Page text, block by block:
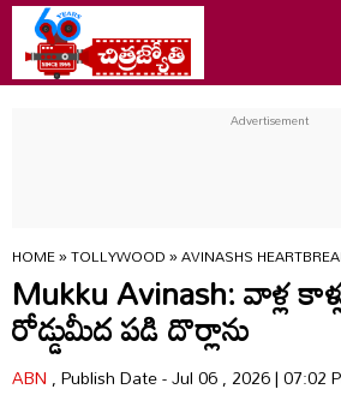
HOME»TOLLYWOOD»AVINASHS
Mukku Avinash: వాళ్ల
రోడ్డుమీద పడి దొర్లాను
ABN, Publish Date - Jul 06 , 2026 | 07:02